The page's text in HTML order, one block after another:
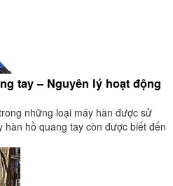
tay – Nguyên lý hoạt động
những loại máy hàn được sử
hàn hồ quang tay còn được biết đến